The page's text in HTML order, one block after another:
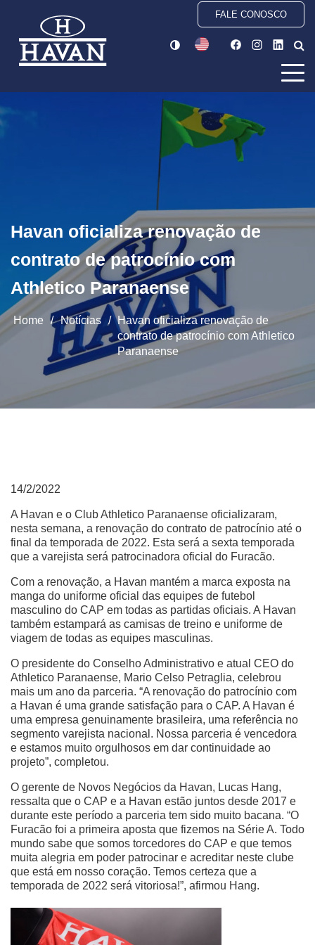
FALE CONOSCO
Havan oficializa renovação de
contrato de patrocínio com
Athletico Paranaense
Home / Notícias / Havan oficializa renovação de
contrato de patrocínio com Athletico
Paranaense
14/2/2022
A Havan e o Club Athletico Paranaense oficializaram,
nesta semana, a renovação do contrato de patrocínio até o
final da temporada de 2022. Esta será a sexta temporada
que a varejista será patrocinadora oficial do Furacão.
Com a renovação, a Havan mantém a marca exposta na
manga do uniforme oficial das equipes de futebol
masculino do CAP em todas as partidas oficiais. A Havan
também estampará as camisas de treino e uniforme de
viagem de todas as equipes masculinas.
O presidente do Conselho Administrativo e atual CEO do
Athletico Paranaense, Mario Celso Petraglia, celebrou
mais um ano da parceria. “A renovação do patrocínio com
a Havan é uma grande satisfação para o CAP. A Havan é
uma empresa genuinamente brasileira, uma referência no
segmento varejista nacional. Nossa parceria é vencedora
e estamos muito orgulhosos em dar continuidade ao
projeto”, completou.
O gerente de Novos Negócios da Havan, Lucas Hang,
ressalta que o CAP e a Havan estão juntos desde 2017 e
durante este período a parceria tem sido muito bacana. “O
Furacão foi a primeira aposta que fizemos na Série A. Todo
mundo sabe que somos torcedores do CAP e que temos
muita alegria em poder patrocinar e acreditar neste clube
que está em nosso coração. Temos certeza que a
temporada de 2022 será vitoriosa!”, afirmou Hang.